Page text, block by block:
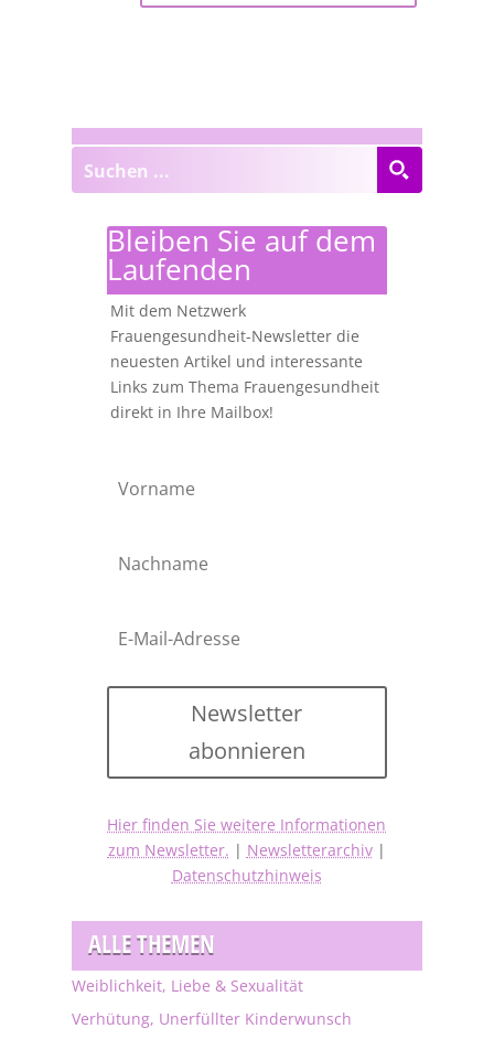
Bleiben Sie auf dem
Laufenden
Mit dem Netzwerk
Frauengesundheit-Newsletter die
neuesten Artikel und interessante
Links zum Thema Frauengesundheit
direkt in Ihre Mailbox!
Newsletter
abonnieren
Hier finden Sie weitere Informationen
zum Newsletter. | Newsletterarchiv|
Datenschutzhinweis
ALLE THEMEN
Weiblichkeit, Liebe & Sexualität
Verhütung, Unerfüllter Kinderwunsch